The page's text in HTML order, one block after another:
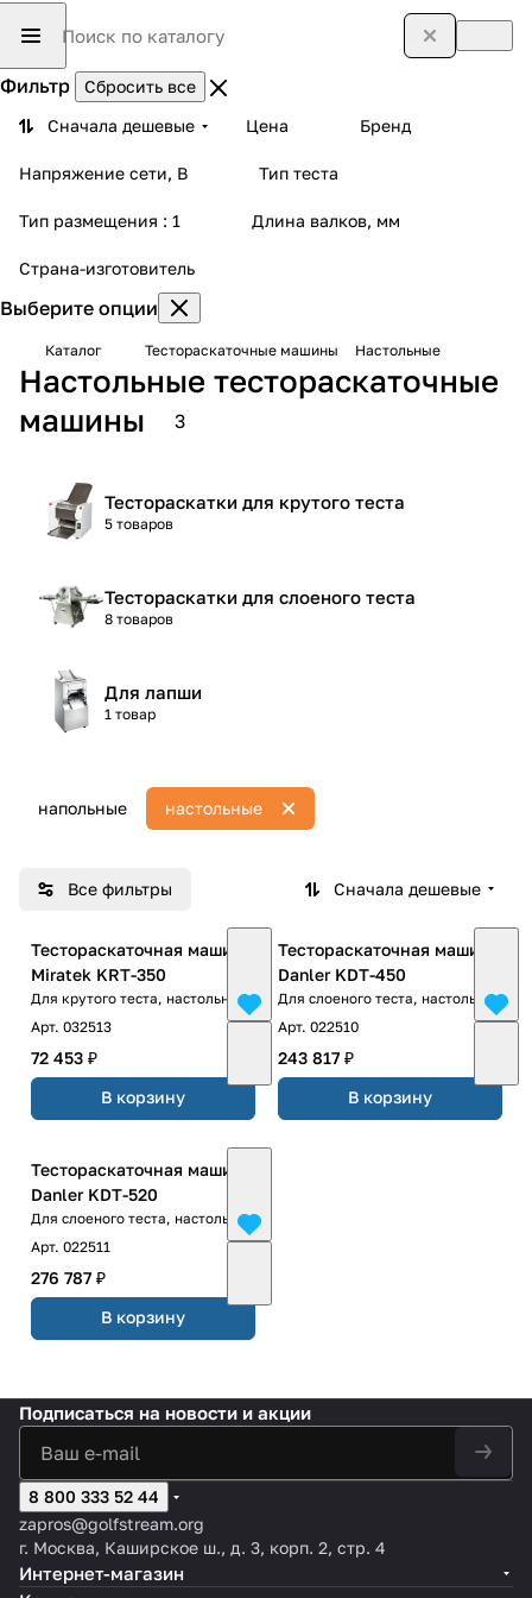
Фильтр
Сбросить все
Сначала дешевые
Цена Бренд
Напряжение сети, В Тип теста
Тип размещения : 1 Длина валков, мм
Страна-изготовитель
Выберите опции
Каталог Тестораскаточные машины Настольные
Настольные тестораскаточные
машины
3
Тестораскатки для крутого теста
5 товаров
Тестораскатки для слоеного теста
8 товаров
Для лапши
1 товар
напольные настольные
Все фильтры Сначала дешевые
Тестораскаточная машина
Miratek KRT-350
Для крутого теста, настольная
Арт. 032513
72 453 ₽
В корзину
Тестораскаточная машина
Danler KDT-450
Для слоеного теста, настольная
Арт. 022510
243 817 ₽
В корзину
Тестораскаточная машина
Danler KDT-520
Для слоеного теста, настольная
Арт. 022511
276 787 ₽
В корзину
Подписаться на новости и акции
8 800 333 52 44
zapros@golfstream.org
г. Москва, Каширское ш., д. 3, корп. 2, стр. 4
Интернет-магазин